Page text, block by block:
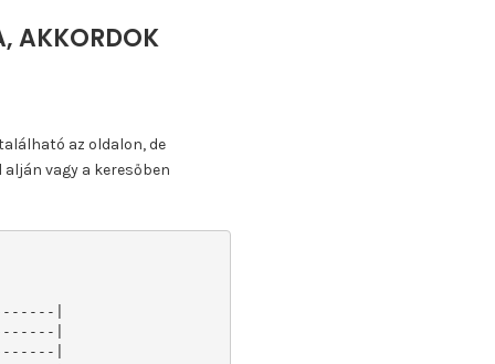
AKKORDOK
az oldalon, de
vagy a keresőben
|
|
|